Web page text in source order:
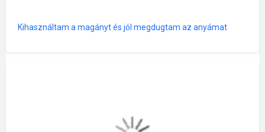
Kihasználtam a magányt és jól megdugtam az anyámat